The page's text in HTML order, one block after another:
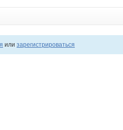
или зарегистрироваться